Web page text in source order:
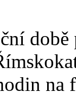
době
na